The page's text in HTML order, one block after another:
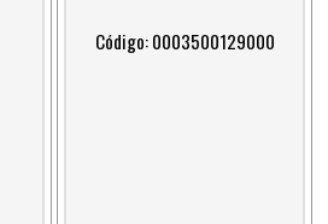
Código: 0003500129000